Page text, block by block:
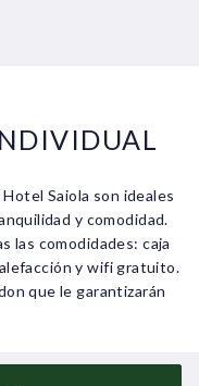
Saiola son ideales
y comodidad.
las comodidades: caja
y wifi gratuito.
que le garantizarán